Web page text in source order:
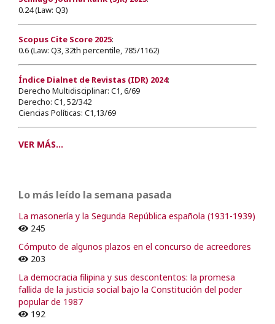
0.24 (Law: Q3)
Scopus Cite Score 2025:
0.6 (Law: Q3, 32th percentile, 785/1162)
Índice Dialnet de Revistas (IDR) 2024:
Derecho Multidisciplinar: C1, 6/69
Derecho: C1, 52/342
Ciencias Políticas: C1,13/69
VER MÁS...
Lo más leído la semana pasada
La masonería y la Segunda República española (1931-1939)
245
Cómputo de algunos plazos en el concurso de acreedores
203
La democracia filipina y sus descontentos: la promesa
fallida de la justicia social bajo la Constitución del poder
popular de 1987
192